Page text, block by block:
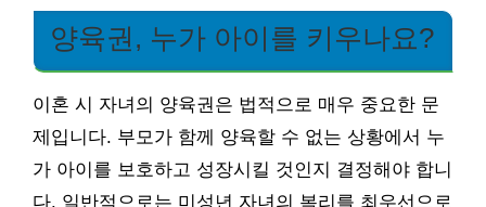
양육권, 누가 아이를 키우나요?
이혼 시 자녀의 양육권은 법적으로 매우 중요한 문
제입니다. 부모가 함께 양육할 수 없는 상황에서 누
가 아이를 보호하고 성장시킬 것인지 결정해야 합니
다. 일반적으로는 미성년 자녀의 복리를 최우선으로